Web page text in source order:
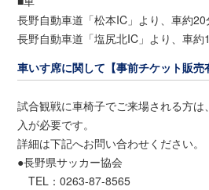
長野自動車道「松本IC」より、車約20
長野自動車道「塩尻北IC」より、車約
車いす席に関して【事前チケット販売
試合観戦に車椅子でご来場される方
入が必要です。
詳細は下記へお問い合わせください。
●長野県サッカー協会
TEL：0263-87-8565